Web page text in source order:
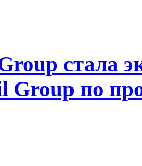
стала
Group по